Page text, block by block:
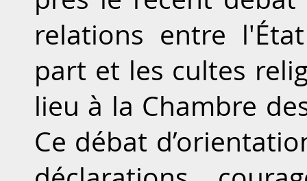
relations entre
part et les cultes
lieu à la Chambre
Ce débat